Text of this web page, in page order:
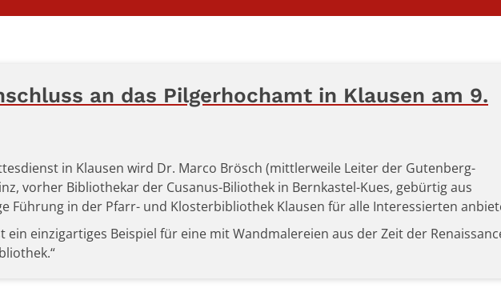
an das Pilgerhochamt in Klausen am 9.
in Klausen wird Dr. Marco Brösch (mittlerweile Leiter der Gutenberg-
vorher Bibliothekar der Cusanus-Biliothek in Bernkastel-Kues, gebürtig aus
Führung in der Pfarr- und Klosterbibliothek Klausen für alle Interessierten
ein einzigartiges Beispiel für eine mit Wand­male­reien aus der Zeit der